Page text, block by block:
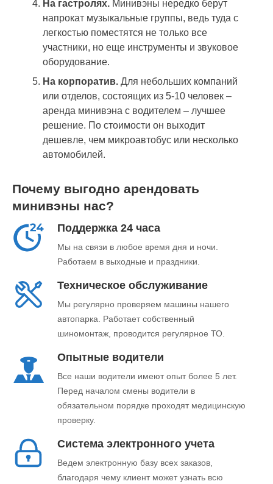
На гастролях. Минивэны нередко берут
напрокат музыкальные группы, ведь туда с
легкостью поместятся не только все
участники, но еще инструменты и звуковое
оборудование.
На корпоратив. Для небольших компаний
или отделов, состоящих из 5-10 человек –
аренда минивэна с водителем – лучшее
решение. По стоимости он выходит
дешевле, чем микроавтобус или несколько
автомобилей.
Почему выгодно арендовать
минивэны нас?
Поддержка 24 часа
Мы на связи в любое время дня и ночи.
Работаем в выходные и праздники.
Техническое обслуживание
Мы регулярно проверяем машины нашего
автопарка. Работает собственный
шиномонтаж, проводится регулярное ТО.
Опытные водители
Все наши водители имеют опыт более 5 лет.
Перед началом смены водители в
обязательном порядке проходят медицинскую
проверку.
Система электронного учета
Ведем электронную базу всех заказов,
благодаря чему клиент может узнать всю